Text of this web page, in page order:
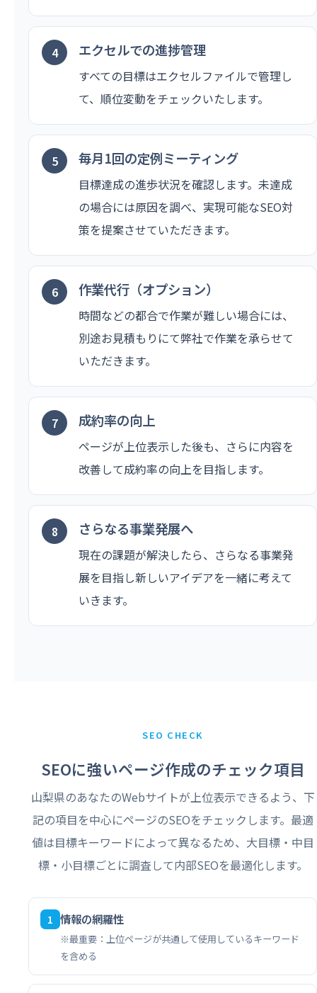
エクセルでの進捗管理
すべての目標はエクセルファイルで管理し
て、順位変動をチェックいたします。
毎月1回の定例ミーティング
目標達成の進歩状況を確認します。未達成
の場合には原因を調べ、実現可能なSEO対
策を提案させていただきます。
作業代行（オプション）
時間などの都合で作業が難しい場合には、
別途お見積もりにて弊社で作業を承らせて
いただきます。
成約率の向上
ページが上位表示した後も、さらに内容を
改善して成約率の向上を目指します。
さらなる事業発展へ
現在の課題が解決したら、さらなる事業発
展を目指し新しいアイデアを一緒に考えて
いきます。
SEO CHECK
SEOに強いページ作成のチェック項目
山梨県のあなたのWebサイトが上位表示できるよう、下
記の項目を中心にページのSEOをチェックします。最適
値は目標キーワードによって異なるため、大目標・中目
標・小目標ごとに調査して内部SEOを最適化します。
1 情報の網羅性
※最重要：上位ページが共通して使用しているキーワード
を含める